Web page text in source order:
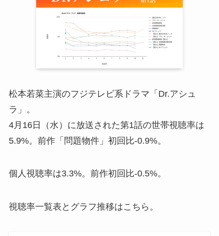
松本若菜主演のフジテレビ系ドラマ「Dr.アシュ
ラ」。
4月16日（水）に放送された第1話の世帯視聴率は
5.9%。前作「問題物件」初回比-0.9%。
個人視聴率は3.3%。前作初回比-0.5%。
視聴率一覧表とグラフ推移はこちら。